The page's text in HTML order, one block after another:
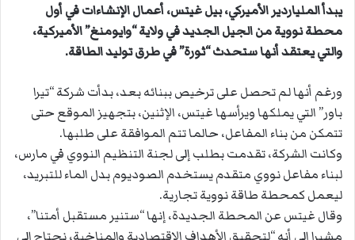
ن
ا
يبدأ الملياردير الأميركي، بيل غيتس، أعمال الإنشاءات في أول
محطة نووية من الجيل الجديد في ولاية “وايومنغ” الأميركية،
والتي يعتقد أنها ستحدث “ثورة” في طرق توليد الطاقة.
‌ورغم أنها لم تحصل على ترخيص ببنائه بعد، بدأت شركة “تيرا
باور” التي يملكها ويرأسها غيتس، الإثنين، بتجهيز الموقع حتى
تتمكن من بناء المفاعل، حالما تتم الموافقة على طلبها.
وكانت الشركة، تقدمت بطلب إلى لجنة التنظيم النووي في مارس،
لبناء مفاعل نووي متقدم يستخدم الصوديوم بدل الماء للتبريد،
ليعمل كمحطة طاقة نووية تجارية.
وقال غيتس عن المحطة الجديدة، إنها “ستنير مستقبل أمتنا”،
مشيرا إلى أنه “لتحقيق الأهداف الاقتصادية والمناخية، نحتاج إلى